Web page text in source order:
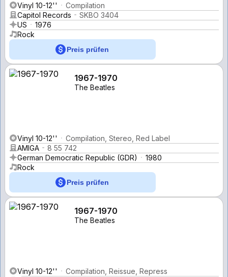
Vinyl 10-12''
Compilation
Capitol Records
SKBO 3404
US
1976
Rock
Preis prüfen
1967-1970
The Beatles
Vinyl 10-12''
Compilation, Stereo, Red Label
AMIGA
8 55 742
German Democratic Republic (GDR)
1980
Rock
Preis prüfen
1967-1970
The Beatles
Vinyl 10-12''
Compilation, Reissue, Repress